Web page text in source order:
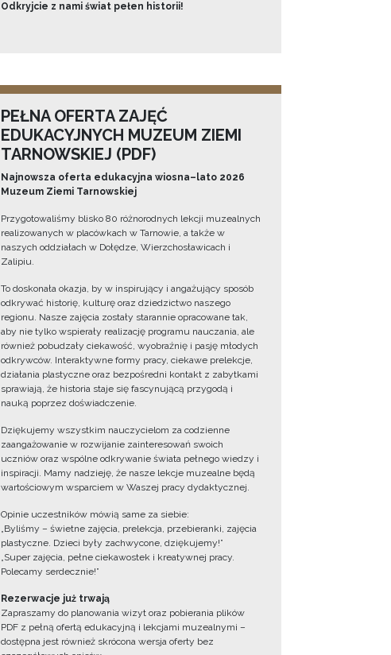
Odkryjcie z nami świat pełen historii!
PEŁNA OFERTA ZAJĘĆ
EDUKACYJNYCH MUZEUM ZIEMI
TARNOWSKIEJ (PDF)
Najnowsza oferta edukacyjna wiosna–lato 2026
Muzeum Ziemi Tarnowskiej
Przygotowaliśmy blisko 80 różnorodnych lekcji muzealnych
realizowanych w placówkach w Tarnowie, a także w
naszych oddziałach w Dołędze, Wierzchosławicach i
Zalipiu.
To doskonała okazja, by w inspirujący i angażujący sposób
odkrywać historię, kulturę oraz dziedzictwo naszego
regionu. Nasze zajęcia zostały starannie opracowane tak,
aby nie tylko wspierały realizację programu nauczania, ale
również pobudzały ciekawość, wyobraźnię i pasję młodych
odkrywców. Interaktywne formy pracy, ciekawe prelekcje,
działania plastyczne oraz bezpośredni kontakt z zabytkami
sprawiają, że historia staje się fascynującą przygodą i
nauką poprzez doświadczenie.
Dziękujemy wszystkim nauczycielom za codzienne
zaangażowanie w rozwijanie zainteresowań swoich
uczniów oraz wspólne odkrywanie świata pełnego wiedzy i
inspiracji. Mamy nadzieję, że nasze lekcje muzealne będą
wartościowym wsparciem w Waszej pracy dydaktycznej.
Opinie uczestników mówią same za siebie:
„Byliśmy – świetne zajęcia, prelekcja, przebieranki, zajęcia
plastyczne. Dzieci były zachwycone, dziękujemy!”
„Super zajęcia, pełne ciekawostek i kreatywnej pracy.
Polecamy serdecznie!”
Rezerwacje już trwają
Zapraszamy do planowania wizyt oraz pobierania plików
PDF z pełną ofertą edukacyjną i lekcjami muzealnymi –
dostępna jest również skrócona wersja oferty bez